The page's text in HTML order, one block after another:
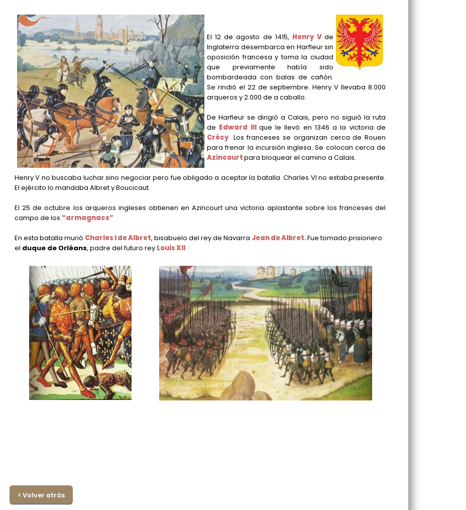
El 12 de agosto de 1415, Henry V de
Inglaterra desembarca en Harfleur sin
oposición francesa y toma la ciudad
que previamente había sido
bombardeada con balas de cañón.
Se rindió el 22 de septiembre. Henry V llevaba 8.000
arqueros y 2.000 de a caballo.
De Harfleur se dirigió a Calais, pero no siguió la ruta
de Edward III que le llevó en 1346 a la victoria de
Crécy. Los franceses se organizan cerca de Rouen
para frenar la incursión inglesa. Se colocan cerca de
Azincourtpara bloquear el camino a Calais.
Henry V no buscaba luchar sino negociar pero fue obligado a aceptar la batalla. Charles VI no estaba presente.
El ejército lo mandaba Albret y Boucicaut.
El 25 de octubre los arqueros ingleses obtienen en Azincourt una victoria aplastante sobre los franceses del
campo de los “armagnacs”
En esta batalla murió Charles I de Albret, bisabuelo del rey de Navarra Jean de Albret.Fue tomado prisionero
el duque de Orléans, padre del futuro rey Louis XII.
< Volver atrás